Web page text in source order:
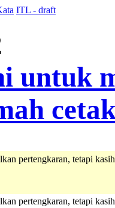
ITL - draft
pertengkaran, tetapi
pertengkaran, tetapi